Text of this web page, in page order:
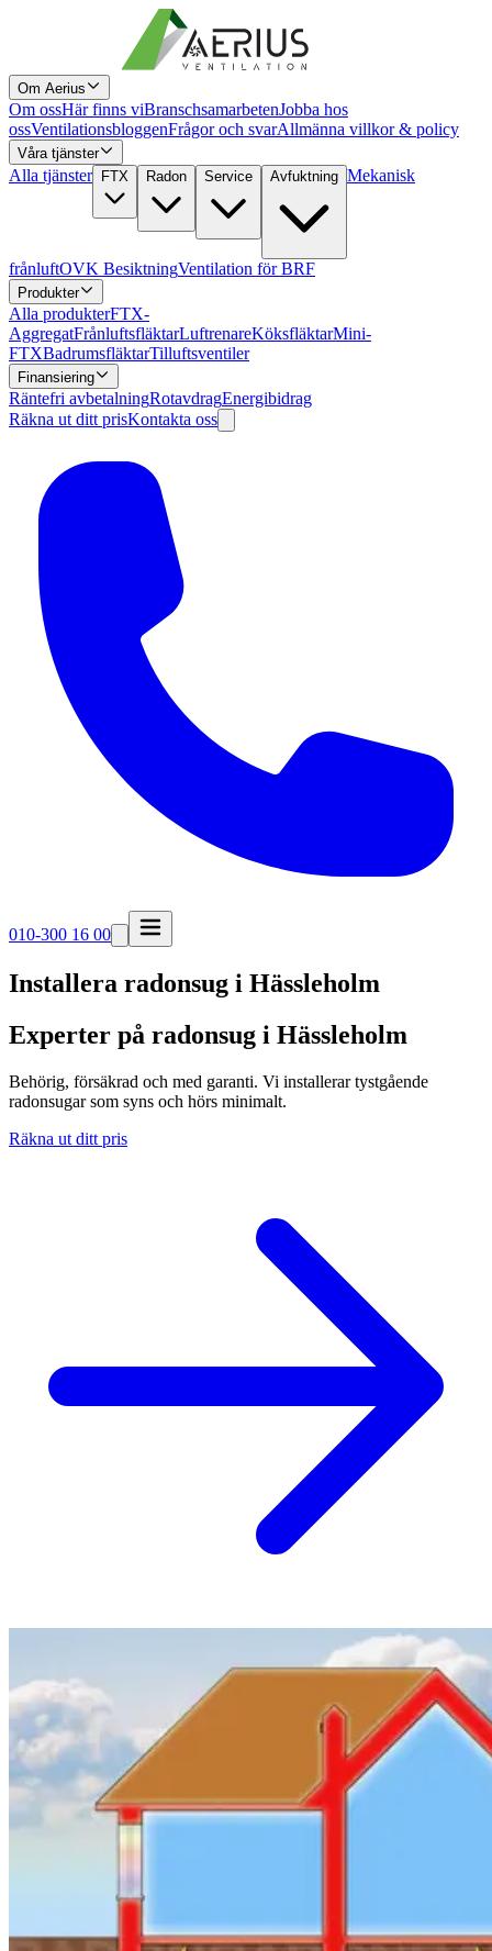
Om Aerius
Om ossHär finns viBranschsamarbetenJobba hos
ossVentilationsbloggenFrågor och svarAllmänna villkor & policy
Våra tjänster
Alla tjänster FTX Radon Service Avfuktning Mekanisk
frånluftOVK BesiktningVentilation för BRF
Produkter
Alla produkterFTX-
AggregatFrånluftsfläktarLuftrenareKöksfläktarMini-
FTXBadrumsfläktarTilluftsventiler
Finansiering
Räntefri avbetalningRotavdragEnergibidrag
Räkna ut ditt prisKontakta oss
010-300 16 00
Installera radonsug i Hässleholm
Experter på radonsug i Hässleholm
Behörig, försäkrad och med garanti. Vi installerar tystgående
radonsugar som syns och hörs minimalt.
Räkna ut ditt pris